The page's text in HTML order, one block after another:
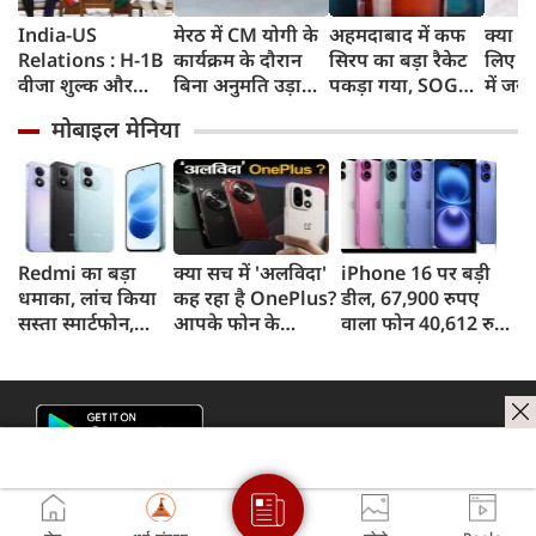
India-US
Relations : H-1B
वीजा शुल्क और
अलावा PM मोदी ने
अमेरिकी उपराष्ट्रपति
जेडी वेंस किन मुद्दों पर
की चर्चा
मेरठ में CM योगी के
कार्यक्रम के दौरान
बिना अनुमति उड़ाया
को किया गिरफ्तार
अहमदाबाद में कफ
सिरप का बड़ा रैकेट
पकड़ा गया, SOG
रुपए लाख का माल
जब्त किया
क्या
लिए 8
में
मोबाइल मेनिया
Redmi का बड़ा
धमाका, लांच किया
सस्ता स्मार्टफोन,
क्या सच में 'अलविदा'
कह रहा है OnePlus?
आपके फोन के
iPhone 16 पर बड़ी
डील, 67,900 रुपए
वाला फोन 40,612 रुपए